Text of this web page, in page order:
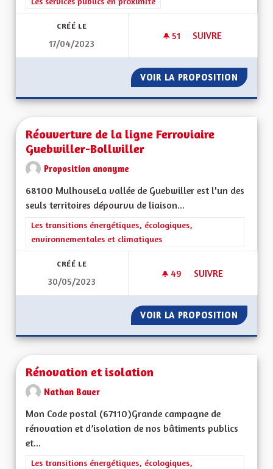
CRÉÉ LE
17/04/2023
51 51 ABONNÉS
SUIVRE
VOIR LA PROPOSITION
Réouverture de la ligne Ferroviaire
Guebwiller-Bollwiller
Proposition anonyme
68100 MulhouseLa vallée de Guebwiller est l'un des
seuls territoires dépourvu de liaison...
Filtrer les résultats de la catégorie : Les transitions
Les transitions énergétiques, écologiques,
environnementales et climatiques
CRÉÉ LE
30/05/2023
49 49 ABONNÉS
SUIVRE
VOIR LA PROPOSITION
Rénovation et isolation
Nathan Bauer
Mon Code postal (67110)Grande campagne de
rénovation et d’isolation de nos bâtiments publics
et...
Filtrer les résultats de la catégorie : Les transitions
Les transitions énergétiques, écologiques,